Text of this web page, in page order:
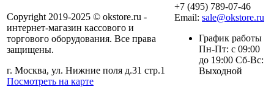
Copyright 2019-2025 © okstore.ru -
интернет-магазин кассового и
торгового оборудования. Все права
защищены.
г. Москва, ул. Нижние поля д.31 стр.1
Посмотреть на карте
+7 (495) 789-07-46
Email: sale@okstore.ru
График работы
Пн-Пт: с 09:00
до 19:00 Сб-Вс:
Выходной